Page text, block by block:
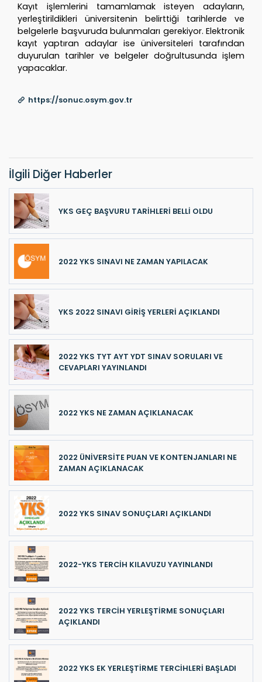
Kayıt işlemlerini tamamlamak isteyen adayların,
yerleştirildikleri üniversitenin belirttiği tarihlerde ve
belgelerle başvuruda bulunmaları gerekiyor. Elektronik
kayıt yaptıran adaylar ise üniversiteleri tarafından
duyurulan tarihler ve belgeler doğrultusunda işlem
yapacaklar.
https://sonuc.osym.gov.tr
İlgili Diğer Haberler
YKS GEÇ BAŞVURU TARİHLERİ BELLİ OLDU
2022 YKS SINAVI NE ZAMAN YAPILACAK
YKS 2022 SINAVI GİRİŞ YERLERİ AÇIKLANDI
2022 YKS TYT AYT YDT SINAV SORULARI VE
CEVAPLARI YAYINLANDI
2022 YKS NE ZAMAN AÇIKLANACAK
2022 ÜNİVERSİTE PUAN VE KONTENJANLARI NE
ZAMAN AÇIKLANACAK
2022 YKS SINAV SONUÇLARI AÇIKLANDI
2022-YKS TERCİH KILAVUZU YAYINLANDI
2022 YKS TERCİH YERLEŞTİRME SONUÇLARI
AÇIKLANDI
2022 YKS EK YERLEŞTİRME TERCİHLERİ BAŞLADI